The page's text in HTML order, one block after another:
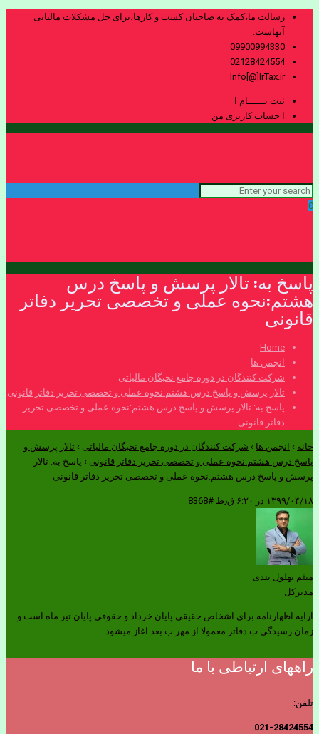
رسالت ما،کمک به صاحبان کسب و کارها،برای حل مشکلات مالیاتی
آنهاست.
09900994330
02128424554
Info[@]IrTax.ir
ثبت نــــــام ا
ا حساب کاربری من
0
پاسخ به: تالار پرسش و پاسخ درس
هشتم:نحوه عملی و تخصصی تحریر دفاتر
قانونی
Home
انجمن ها
شرکت کنندگان در دوره جامع نخبگان مالیاتی
تالار پرسش و پاسخ درس هشتم:نحوه عملی و تخصصی تحریر دفاتر قانونی
پاسخ به: تالار پرسش و پاسخ درس هشتم:نحوه عملی و تخصصی تحریر
دفاتر قانونی
خانه › انجمن ها › شرکت کنندگان در دوره جامع نخبگان مالیاتی › تالار پرسش و
پاسخ درس هشتم:نحوه عملی و تخصصی تحریر دفاتر قانونی › پاسخ به: تالار
پرسش و پاسخ درس هشتم:نحوه عملی و تخصصی تحریر دفاتر قانونی
۱۳۹۹/۰۴/۱۸ در ۶:۲۰ ق٫ظ #8368
میثم بهلول بندی
مدیرکل
ارایه اظهارنامه برای اشخاص حقیقی پایان خرداد و حقوقی پایان تیر ماه است و
زمان رسیدگی ب دفاتر معمولا از مهر ب بعد اغاز میشود
راههای ارتباطی با ما
تلفن:
021-28424554